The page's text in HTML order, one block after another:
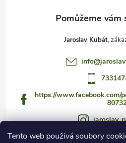
Tento web používá soubory
Jaroslav Kubát
info@
https://www.facebook.com/